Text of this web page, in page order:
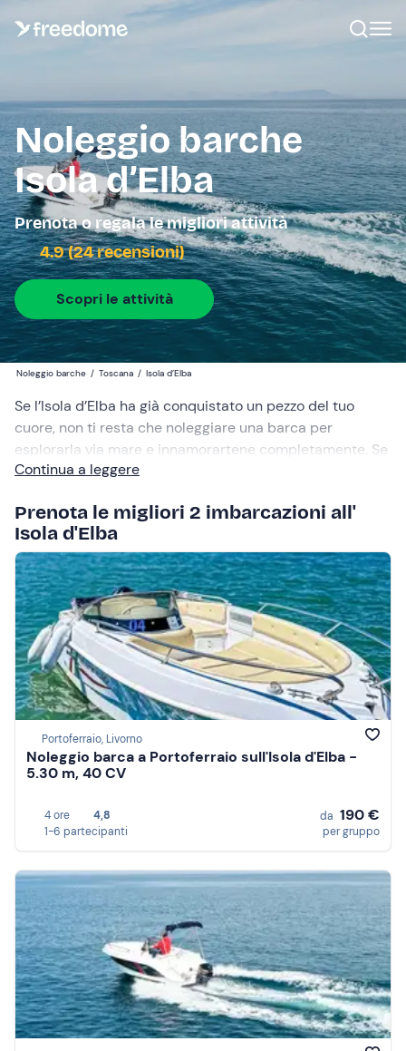
Noleggio barche
Isola d’Elba
Prenota o regala le migliori attività
4.9 (24 recensioni)
Scopri le attività
Noleggio barche / Toscana / Isola d’Elba
Se l’Isola d’Elba ha già conquistato un pezzo del tuo
cuore, non ti resta che noleggiare una barca per
esplorarla via mare e innamorartene completamente. Se
invece non hai mai visitato questa destinazione
imbarcazioni scoprirai presto il vero amore!
Continua a leggere
Prenota le migliori 2 imbarcazioni all'
Isola d'Elba
Portoferraio, Livorno
Noleggio barca a Portoferraio sull'Isola d'Elba -
5.30 m, 40 CV
4 ore
4,8
1-6 partecipanti
da 190 €
per gruppo